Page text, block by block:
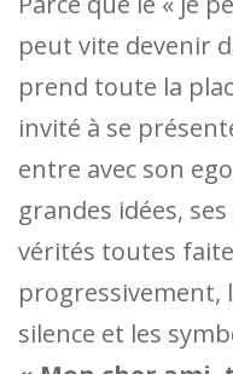
peut vite devenir
prend toute la
invité à se
entre avec son
grandes idées,
vérités toutes
progressivement,
silence et les